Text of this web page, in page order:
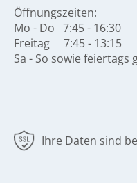
Öffnungszeiten:
Mo - Do 7:45 - 16:30
Freitag 7:45 - 13:15
Sa - So sowie feiertags
Ihre Daten sind